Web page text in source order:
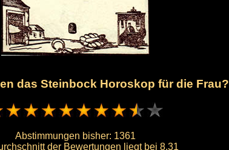
das Steinbock Horoskop für die Frau?
Abstimmungen bisher: 1361
der Bewertungen liegt bei 8.31